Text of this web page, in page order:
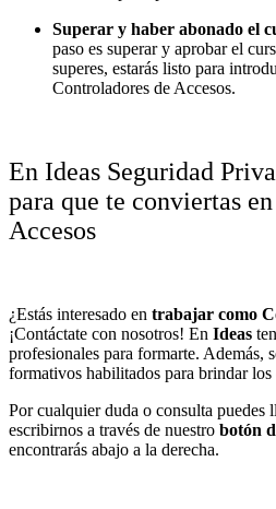
Superar y haber abonado el
paso es superar y aprobar el
superes, estarás listo para
Controladores de Accesos.
En Ideas Seguridad
para que te conviertas
Accesos
¿Estás interesado en trabajar como
¡Contáctate con nosotros! En Ideas
profesionales para formarte. Además,
formativos habilitados para brindar los
Por cualquier duda o consulta puedes
escribirnos a través de nuestro botón
encontrarás abajo a la derecha.